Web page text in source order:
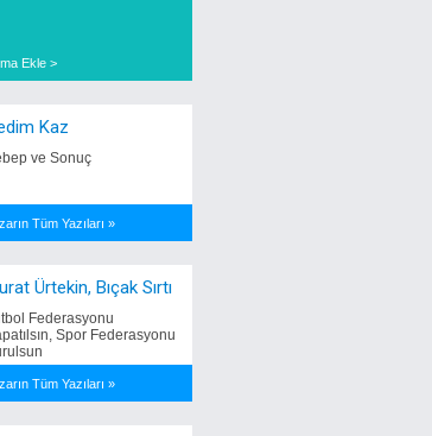
Ekle >
Kaz
ve Sonuç
Tüm Yazıları »
Ürtekin, Bıçak Sırtı
Federasyonu
Spor Federasyonu
Tüm Yazıları »